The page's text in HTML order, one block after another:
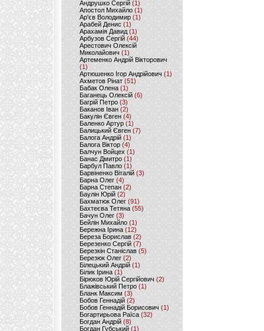
Андрушко Сергій(1)
Апостол Михайло(1)
Ар'єв Володимир (1)
Арабей Денис(1)
Арахамія Давид (1)
Арбузов Сергій (44)
Арестович Олексій
Миколайович(1)
Артеменко Андрій Вікторович
(1)
Артюшенко Ігор Андрійович(1)
Ахметов Рінат(51)
Бабак Олена(1)
Баганець Олексій(6)
Багрій Петро (3)
Баканов Іван(2)
Бакулін Євген (4)
Баленко Артур(1)
Балицький Євген(7)
Балога Андрій (1)
Балога Віктор (4)
Балчун Войцех (1)
Банас Дмитро (1)
Барбул Павло(1)
Барвіненко Віталій(3)
Барна Олег (4)
Барна Степан (2)
Баулін Юрій (2)
Бахматюк Олег (91)
Бахтеєва Тетяна(55)
Бачун Олег (3)
Бейлін Михайло (1)
Бережна Ірина(12)
Береза Борислав(2)
Березенко Сергій (7)
Березкін Станіслав (5)
Березюк Олег(2)
Білецький Андрій (1)
Білик Ірина (1)
Бірюков Юрій Сергійович (2)
Блажівський Петро (1)
Бланк Максим(3)
Бобов Геннадій (2)
Бобов Геннадій Борисович (1)
Богартирьова Раїса (32)
Богдан Андрій(8)
Богдан Губський (1)